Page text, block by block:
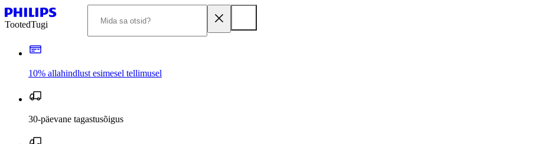
TootedTugi
10% allahindlust esimesel tellimusel
30-päevane tagastusõigus